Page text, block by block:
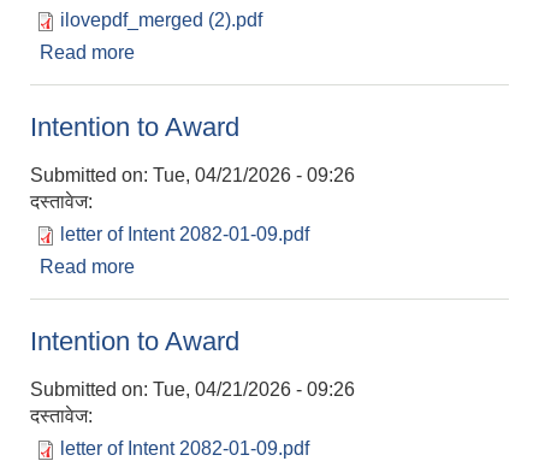
ilovepdf_merged (2).pdf
Read more
Intention to Award
Submitted on: Tue, 04/21/2026 - 09:26
दस्तावेज:
letter of Intent 2082-01-09.pdf
Read more
Intention to Award
Submitted on: Tue, 04/21/2026 - 09:26
दस्तावेज:
letter of Intent 2082-01-09.pdf